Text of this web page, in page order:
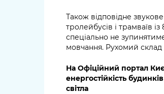
Також відповідне
тролейбусів і трамваїв
спеціально не
мовчання. Рухомий
На Офіційний портал
енергостійкість
світла